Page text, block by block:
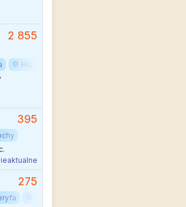
2 855
Hiszpania
395
275